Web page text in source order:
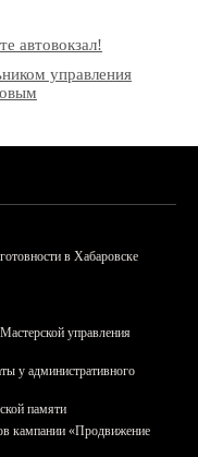
автовокзал!
управления
в Хабаровске
управления
у административного
памяти
кампании «Продвижение